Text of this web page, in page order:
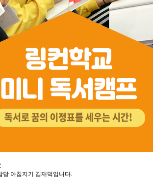
당 아침지기 김재덕입니다.